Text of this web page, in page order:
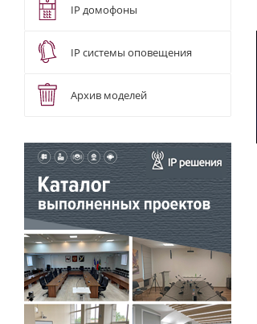
IP домофоны
IP системы оповещения
Архив моделей